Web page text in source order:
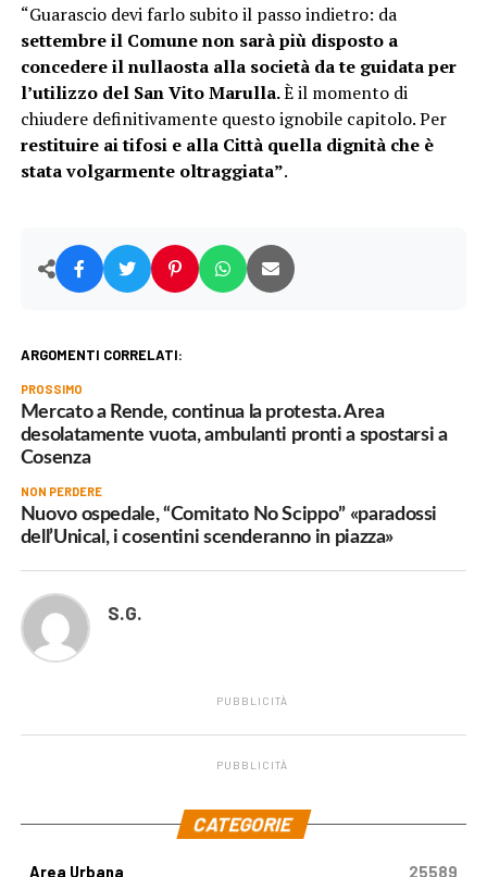
“Guarascio devi farlo subito il passo indietro: da
settembre il Comune non sarà più disposto a
concedere il nullaosta alla società da te guidata per
l’utilizzo del San Vito Marulla.È il momento di
chiudere definitivamente questo ignobile capitolo. Per
restituire ai tifosi e alla Città quella dignità che è
stata volgarmente oltraggiata”.
ARGOMENTI CORRELATI:
PROSSIMO
Mercato a Rende, continua la protesta. Area
desolatamente vuota, ambulanti pronti a spostarsi a
Cosenza
NON PERDERE
Nuovo ospedale, “Comitato No Scippo” «paradossi
dell’Unical, i cosentini scenderanno in piazza»
S.G.
PUBBLICITÀ
PUBBLICITÀ
CATEGORIE
Area Urbana 25589